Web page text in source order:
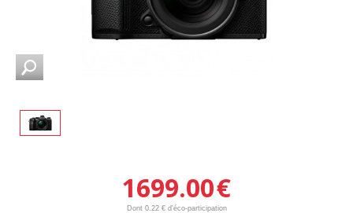
1699.00€
Dont 0.22 € d'éco-participation